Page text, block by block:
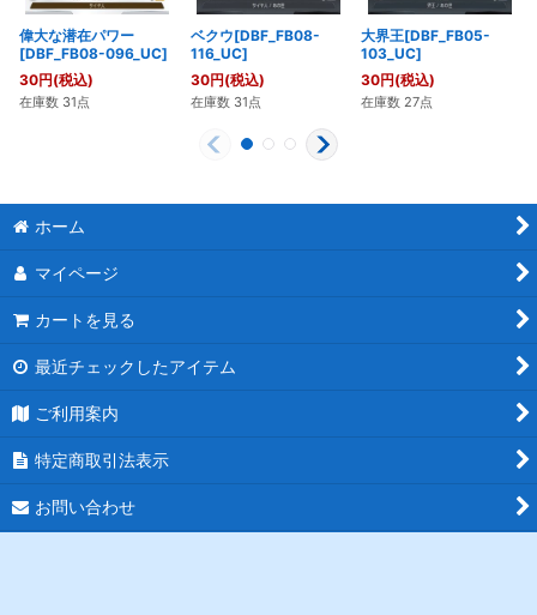
偉大な潜在パワー
[DBF_FB08-096_UC]
30円(税込)
在庫数 31点
ベクウ[DBF_FB08-
116_UC]
30円(税込)
在庫数 31点
大界王[DBF_FB05-
103_UC]
30円(税込)
在庫数 27点
ホーム
マイページ
カートを見る
最近チェックしたアイテム
ご利用案内
特定商取引法表示
お問い合わせ